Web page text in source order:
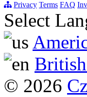
Privacy Terms FAQ
Select
© 2026